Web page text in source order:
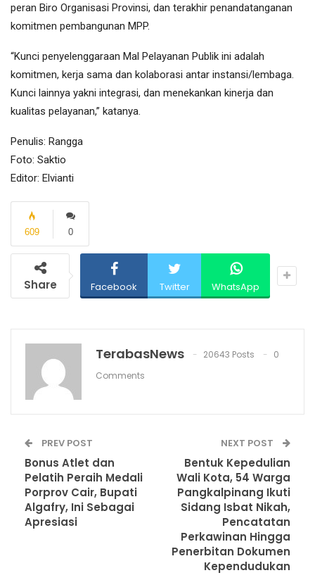
peran Biro Organisasi Provinsi, dan terakhir penandatanganan
komitmen pembangunan MPP.
“Kunci penyelenggaraan Mal Pelayanan Publik ini adalah
komitmen, kerja sama dan kolaborasi antar instansi/lembaga.
Kunci lainnya yakni integrasi, dan menekankan kinerja dan
kualitas pelayanan,” katanya.
Penulis: Rangga
Foto: Saktio
Editor: Elvianti
0
609
Share Facebook Twitter WhatsApp
TerabasNews 20643 Posts
0
Comments
PREV POST
Bonus Atlet dan
Pelatih Peraih Medali
Porprov Cair, Bupati
Algafry, Ini Sebagai
Apresiasi
NEXT POST
Bentuk Kepedulian
Wali Kota, 54 Warga
Pangkalpinang Ikuti
Sidang Isbat Nikah,
Pencatatan
Perkawinan Hingga
Penerbitan Dokumen
Kependudukan